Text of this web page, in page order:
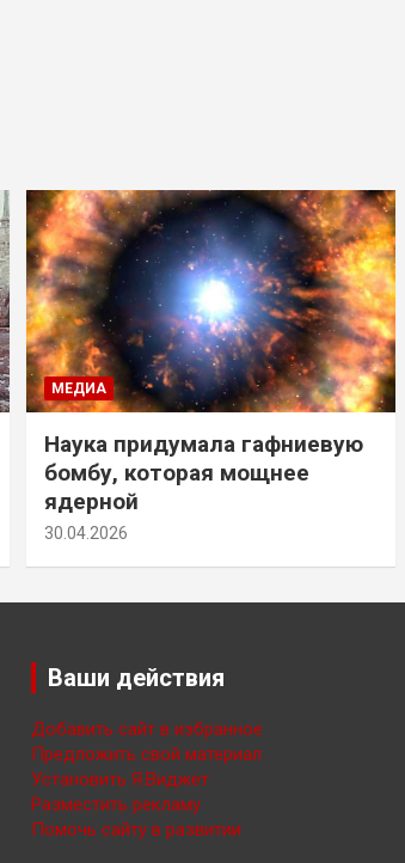
МЕДИА
Наука придумала гафниевую
бомбу, которая мощнее
ядерной
30.04.2026
Ваши действия
Добавить сайт в избранное
Предложить свой материал
Установить Я.Виджет
Разместить рекламу
Помочь сайту в развитии